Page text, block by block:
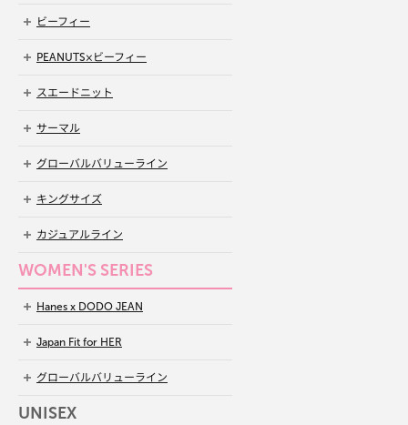
ビーフィー
PEANUTS×ビーフィー
スエードニット
サーマル
グローバルバリューライン
キングサイズ
カジュアルライン
WOMEN'S SERIES
Hanes x DODO JEAN
Japan Fit for HER
グローバルバリューライン
UNISEX